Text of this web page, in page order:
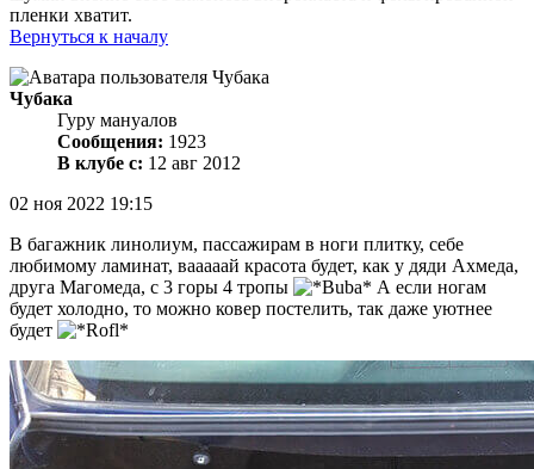
пленки хватит.
Вернуться к началу
Чубака
Гуру мануалов
Сообщения: 1923
В клубе с: 12 авг 2012
02 ноя 2022 19:15
В багажник линолиум, пассажирам в ноги плитку, себе
любимому ламинат, вааааай красота будет, как у дяди Ахмеда,
друга Магомеда, с 3 горы 4 тропы
А если ногам
будет холодно, то можно ковер постелить, так даже уютнее
будет